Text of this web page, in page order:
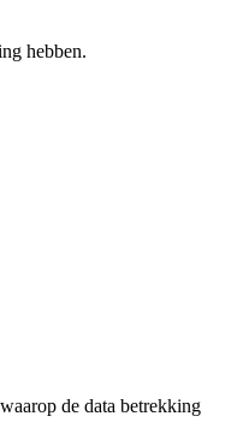
hebben.
de data betrekking